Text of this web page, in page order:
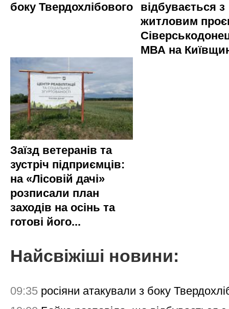
боку Твердохлібового
відбувається з
житловим
МВА на
Заїзд ветеранів та
зустріч підприємців:
на «Лісовій дачі»
розписали план
заходів на осінь та
готові його...
Найсвіжіші новини:
09:35 росіяни атакували з боку